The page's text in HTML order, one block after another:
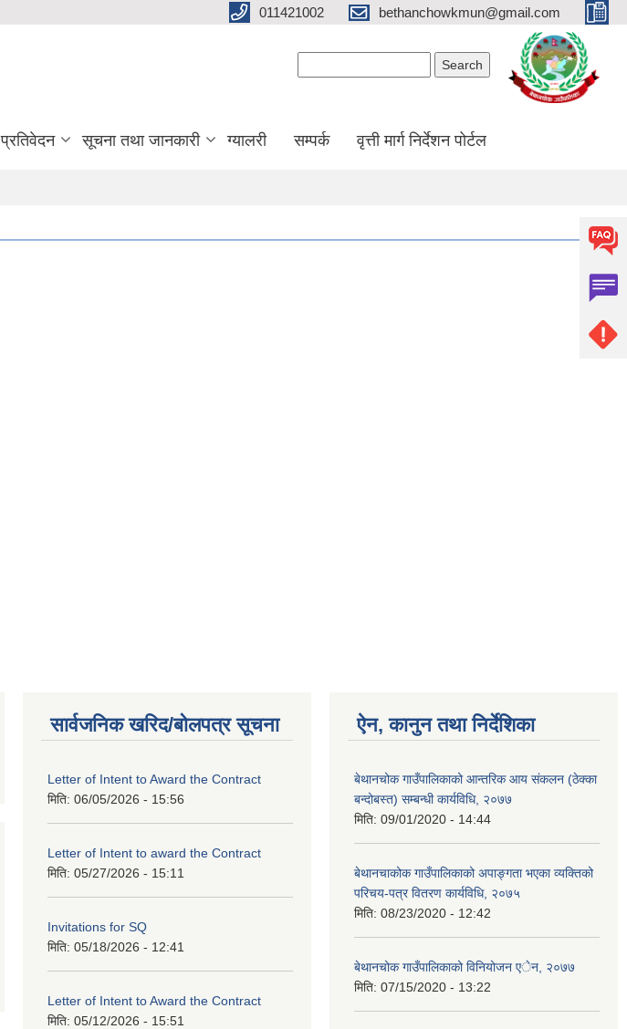
011421002 bethanchowkmun@gmail.com
प्रतिवेदन सूचना तथा जानकारी ग्यालरी सम्पर्क वृत्ती मार्ग निर्देशन पोर्टल
सार्वजनिक खरिद/बोलपत्र सूचना
Letter of Intent to Award the Contract
मिति: 06/05/2026 - 15:56
Letter of Intent to award the Contract
मिति: 05/27/2026 - 15:11
Invitations for SQ
मिति: 05/18/2026 - 12:41
Letter of Intent to Award the Contract
मिति: 05/12/2026 - 15:51
ऐन, कानुन तथा निर्देशिका
बेथानचोक गाउँपालिकाको आन्तरिक आय संकलन (ठेक्का
बन्दोबस्त) सम्बन्धी कार्यविधि, २०७७
मिति: 09/01/2020 - 14:44
बेथानचाकोक गाउँपालिकाको अपाङ्गता भएका व्यक्तिको
परिचय-पत्र वितरण कार्यविधि, २०७५
मिति: 08/23/2020 - 12:42
बेथानचोक गाउँपालिकाको विनियोजन एेन, २०७७
मिति: 07/15/2020 - 13:22